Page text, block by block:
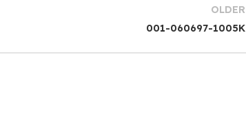
OLDER
001-060697-1005K